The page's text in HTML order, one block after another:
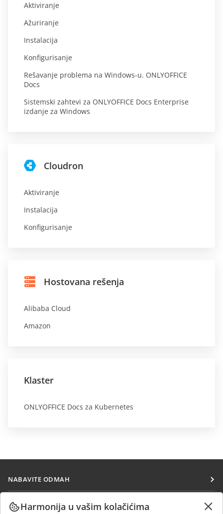
Aktiviranje
Ažuriranje
Instalacija
Konfigurisanje
Rešavanje problema na Windows-u. ONLYOFFICE
Docs
Sistemski zahtevi za ONLYOFFICE Docs Enterprise
izdanje za Windows
Cloudron
Aktiviranje
Instalacija
Konfigurisanje
Hostovana rešenja
Alibaba Cloud
Amazon
Klaster
ONLYOFFICE Docs za Kubernetes
NABAVITE ODMAH
Docs
DocSpace
SARAĐUJTE
Harmonija u vašim kolačićima